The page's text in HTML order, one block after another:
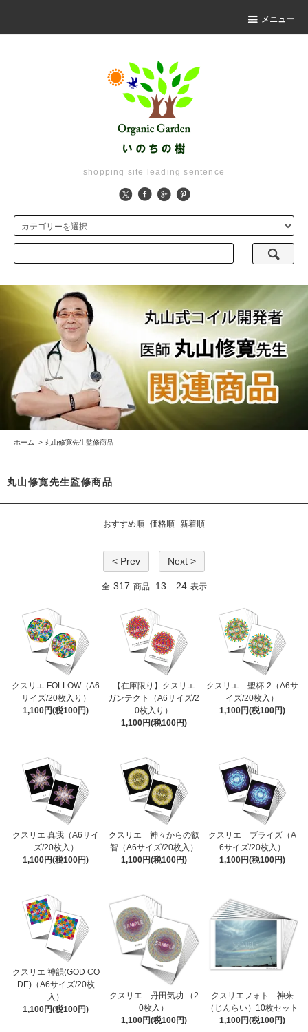
メニュー
shopping site leading sentence
ホーム > 丸山修寛先生監修商品
丸山修寛先生監修商品
おすすめ順 価格順 新着順
< Prev Next >
全 317 商品 13 - 24 表示
クスリエ FOLLOW（A6
サイズ/20枚入り）
1,100円(税100円)
【在庫限り】クスリエ
ガンテクト（A6サイズ/2
0枚入り）
1,100円(税100円)
クスリエ 聖杯-2（A6サ
イズ/20枚入）
1,100円(税100円)
クスリエ 真我（A6サイ
ズ/20枚入）
1,100円(税100円)
クスリエ 神々からの叡
智（A6サイズ/20枚入）
1,100円(税100円)
クスリエ ブライズ（A
6サイズ/20枚入）
1,100円(税100円)
クスリエ 神韻(GOD CO
DE)（A6サイズ/20枚
入）
1,100円(税100円)
クスリエ 丹田気功 （2
0枚入）
1,100円(税100円)
クスリエフォト 神来
（じんらい）10枚セット
1,100円(税100円)